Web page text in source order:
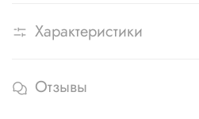
Характеристики
Отзывы